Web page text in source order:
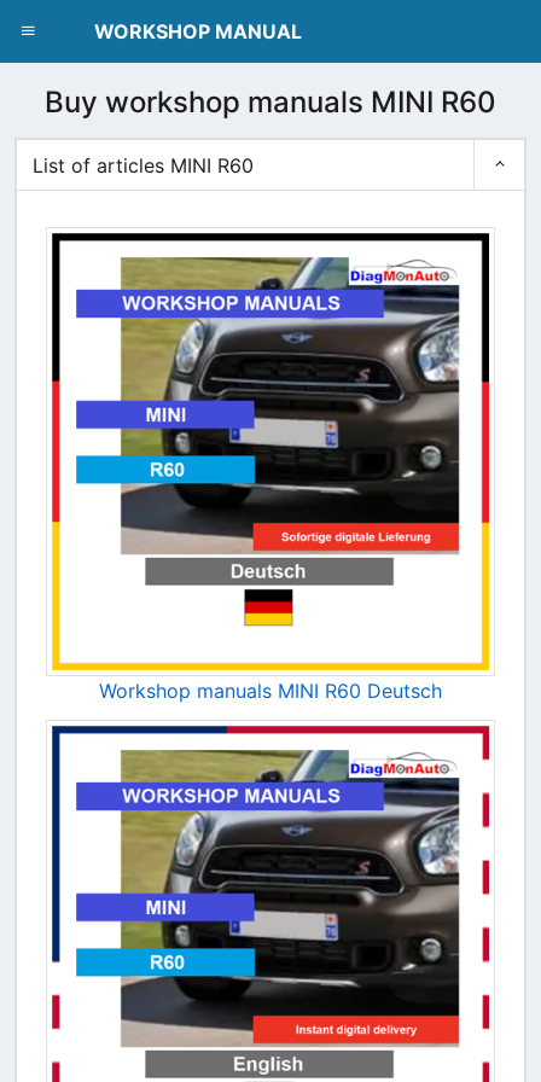
WORKSHOP MANUAL
Buy workshop manuals MINI R60
Workshop manuals MINI R60 Deutsch
List of articles MINI R60